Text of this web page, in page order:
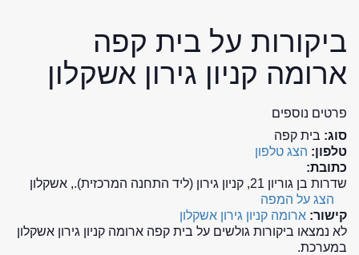
ביקורות על בית קפה
ארומה קניון גירון אשקלון
פרטים נוספים
סוג: בית קפה
טלפון: הצג טלפון
כתובת:
שדרות בן גוריון 21, קניון גירון (ליד התחנה המרכזית)., אשקלון
הצג על המפה
קישור: ארומה קניון גירון אשקלון
לא נמצאו ביקורות גולשים על בית קפה ארומה קניון גירון אשקלון
במערכת.